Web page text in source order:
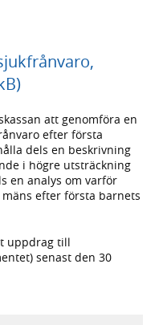
att genomföra en
efter första
dels en beskrivning
i högre utsträckning
en analys om varför
efter första barnets
uppdrag till
senast den 30